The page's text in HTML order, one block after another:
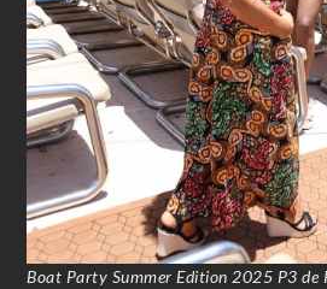
Boat Party Summer Edition 2025 P3 de